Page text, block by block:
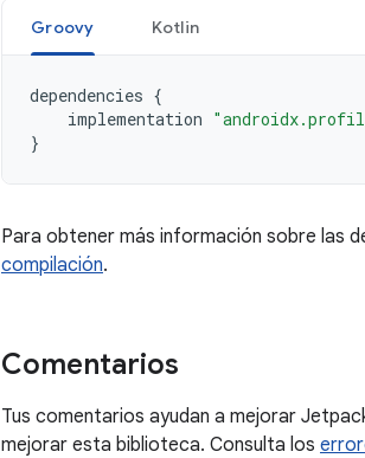
Groovy Kotlin
dependencies {
implementation
}
Para obtener más información sobre las
compilación.
Comentarios
Tus comentarios ayudan a mejorar
mejorar esta biblioteca. Consulta los